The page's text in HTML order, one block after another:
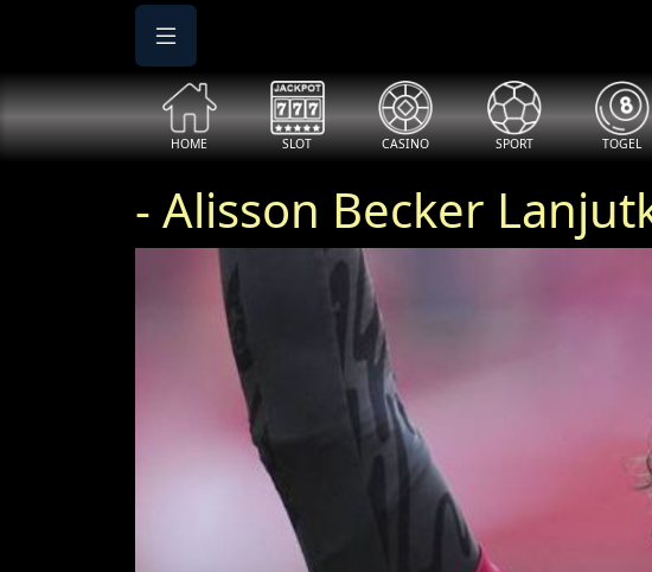
HOME SLOT CASINO SPORT TOGEL
- Alisson Becker